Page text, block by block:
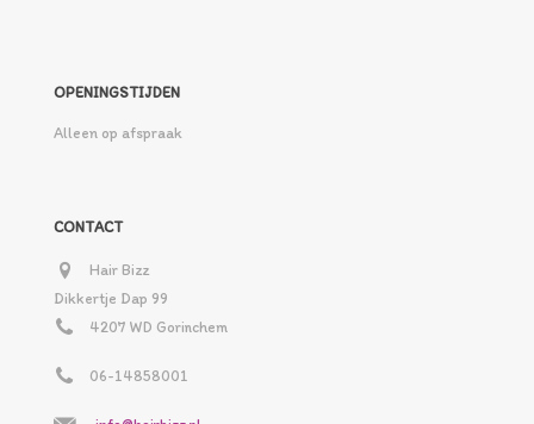
OPENINGSTIJDEN
Alleen op afspraak
CONTACT
Hair Bizz
Dikkertje Dap 99
4207 WD Gorinchem
06-14858001